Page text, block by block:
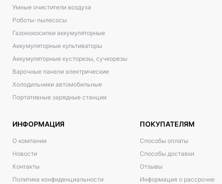
Умные очистители воздуха
Роботы-пылесосы
Газонокосилки аккумуляторные
Аккумуляторные культиваторы
Аккумуляторные кусторезы, сучкорезы
Варочные панели электрические
Холодильники автомобильные
Портативные зарядные станции
ИНФОРМАЦИЯ
О компании
Новости
Контакты
Политика конфиденциальности
ПОКУПАТЕЛЯМ
Способы оплаты
Способы доставки
Отзывы
Информация о рассрочке